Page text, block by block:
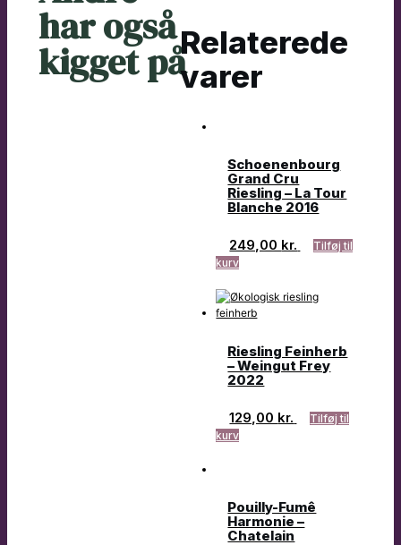
har også
kigget påRelaterede
varer
Schoenenbourg
Grand Cru
Riesling – La Tour
Blanche 2016
249,00 kr.
Tilføj til
kurv
Riesling Feinherb
– Weingut Frey
2022
129,00 kr.
Tilføj til
kurv
Pouilly-Fumê
Harmonie –
Chatelain